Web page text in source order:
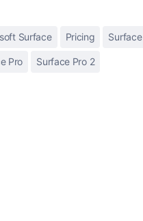
Surface Pricing Surface
Pro Surface Pro 2